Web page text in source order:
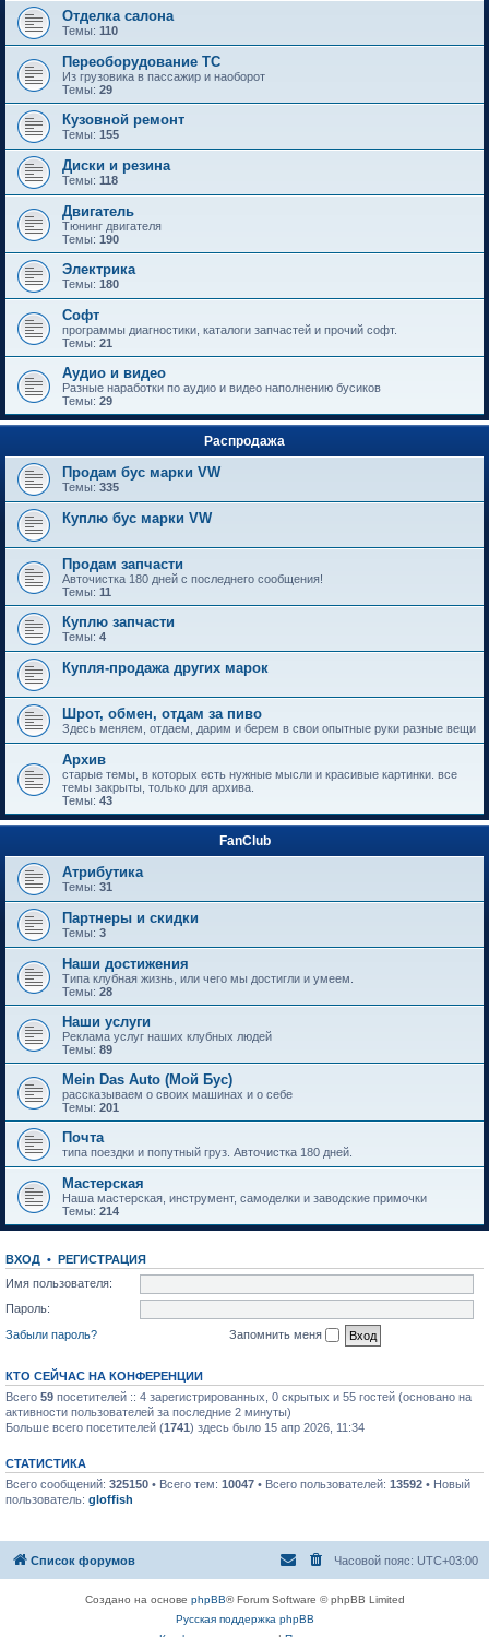
Отделка салона
Темы: 110
Переоборудование ТС
Из грузовика в пассажир и наоборот
Темы: 29
Кузовной ремонт
Темы: 155
Диски и резина
Темы: 118
Двигатель
Тюнинг двигателя
Темы: 190
Электрика
Темы: 180
Софт
программы диагностики, каталоги запчастей и прочий софт.
Темы: 21
Аудио и видео
Разные наработки по аудио и видео наполнению бусиков
Темы: 29
Распродажа
Продам бус марки VW
Темы: 335
Куплю бус марки VW
Продам запчасти
Авточистка 180 дней с последнего сообщения!
Темы: 11
Куплю запчасти
Темы: 4
Купля-продажа других марок
Шрот, обмен, отдам за пиво
Здесь меняем, отдаем, дарим и берем в свои опытные руки разные вещи
Архив
старые темы, в которых есть нужные мысли и красивые картинки. все
темы закрыты, только для архива.
Темы: 43
FanClub
Атрибутика
Темы: 31
Партнеры и скидки
Темы: 3
Наши достижения
Типа клубная жизнь, или чего мы достигли и умеем.
Темы: 28
Наши услуги
Реклама услуг наших клубных людей
Темы: 89
Mein Das Auto (Мой Бус)
рассказываем о своих машинах и о себе
Темы: 201
Почта
типа поездки и попутный груз. Авточистка 180 дней.
Мастерская
Наша мастерская, инструмент, самоделки и заводские примочки
Темы: 214
ВХОД • РЕГИСТРАЦИЯ
Имя пользователя:
Пароль:
Забыли пароль?
Запомнить меня
КТО СЕЙЧАС НА КОНФЕРЕНЦИИ
Всего 59 посетителей :: 4 зарегистрированных, 0 скрытых и 55 гостей (основано на
активности пользователей за последние 2 минуты)
Больше всего посетителей (1741 ) здесь было 15 апр 2026, 11:34
СТАТИСТИКА
Всего сообщений: 325150 • Всего тем: 10047 • Всего пользователей: 13592 • Новый
пользователь: gloffish
Список форумов Часовой пояс: UTC+03:00
Создано на основе phpBB® Forum Software © phpBB Limited
Русская поддержка phpBB